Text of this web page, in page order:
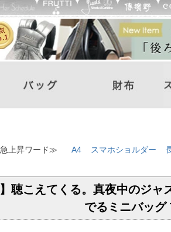
上昇ワード≫ A4 スマホショルダー
】聴こえてくる。真夜中のジ
でるミニバッ